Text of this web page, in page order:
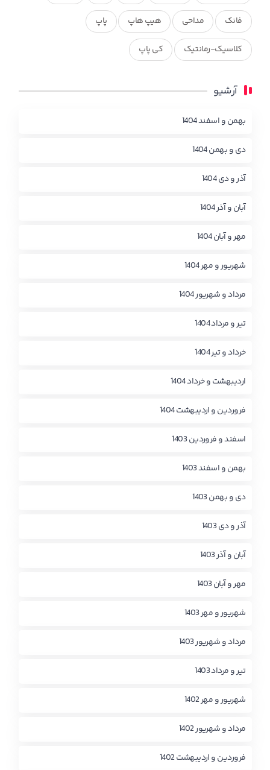
فانک مداحی هیپ هاپ پاپ
کلاسیک-رمانتیک کی پاپ
آرشیو
بهمن و اسفند 1404
دی و بهمن 1404
آذر و دی 1404
آبان و آذر 1404
مهر و آبان 1404
شهریور و مهر 1404
مرداد و شهریور 1404
تیر و مرداد 1404
خرداد و تیر 1404
اردیبهشت و خرداد 1404
فروردین و اردیبهشت 1404
اسفند و فروردین 1403
بهمن و اسفند 1403
دی و بهمن 1403
آذر و دی 1403
آبان و آذر 1403
مهر و آبان 1403
شهریور و مهر 1403
مرداد و شهریور 1403
تیر و مرداد 1403
شهریور و مهر 1402
مرداد و شهریور 1402
فروردین و اردیبهشت 1402